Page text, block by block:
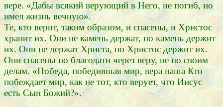
вере. «Дабы всякий верующий в Него, не погиб, но
имел жизнь вечную».
Те, кто верит, таким образом, и спасены, и Христос
хранит их. Они не камень держат, но камень держит
их. Они не держат Христа, но Христос держит их.
Они спасены по благодати через веру, не по своим
делам. «Победа, победившая мир, вера наша Кто
побеждает мир, как не тот, кто верует, что Иисус
есть Сын Божий?».